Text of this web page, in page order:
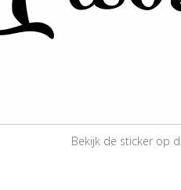
Bekijk de sticker op